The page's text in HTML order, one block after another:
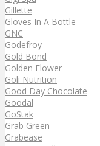
Gillette
Gloves In A Bottle
GNC
Godefroy
Gold Bond
Golden Flower
Goli Nutrition
Good Day Chocolate
Goodal
GoStak
Grab Green
Grabease